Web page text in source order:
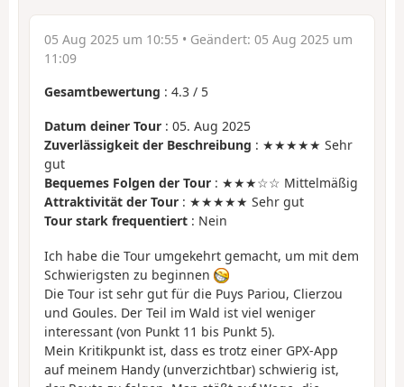
05 Aug 2025 um 10:55 • Geändert: 05 Aug 2025 um
11:09
Gesamtbewertung : 4.3 / 5
Datum deiner Tour : 05. Aug 2025
Zuverlässigkeit der Beschreibung : ★★★★★ Sehr
gut
Bequemes Folgen der Tour : ★★★☆☆ Mittelmäßig
Attraktivität der Tour : ★★★★★ Sehr gut
Tour stark frequentiert : Nein
Ich habe die Tour umgekehrt gemacht, um mit dem
Schwierigsten zu beginnen
Die Tour ist sehr gut für die Puys Pariou, Clierzou
und Goules. Der Teil im Wald ist viel weniger
interessant (von Punkt 11 bis Punkt 5).
Mein Kritikpunkt ist, dass es trotz einer GPX-App
auf meinem Handy (unverzichtbar) schwierig ist,